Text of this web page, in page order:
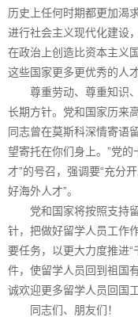
历史上任何时期都更加渴
进行社会主义现代化建设
在政治上创造比资本主义
这些国家更多更优秀的人
尊重劳动、尊重知识、
长期方针。党和国家历来
同志曾在莫斯科深情寄语
望寄托在你们身上。”党
才”的号召，强调要“充分
好海外人才”。
党和国家将按照支持留
针，把做好留学人员工作
要任务，以更大力度推进“
件，使留学人员回到祖国
诚欢迎更多留学人员回国
同志们、朋友们！